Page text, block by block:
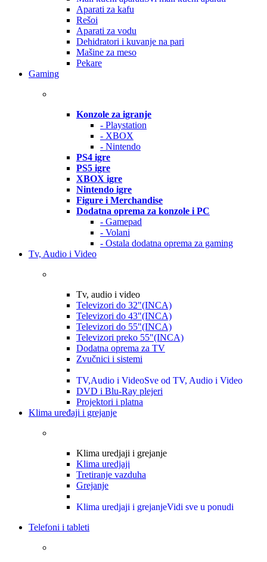
Aparati za kafu
Rešoi
Aparati za vodu
Dehidratori i kuvanje na pari
Mašine za meso
Pekare
Gaming
Konzole za igranje
- Playstation
- XBOX
- Nintendo
PS4 igre
PS5 igre
XBOX igre
Nintendo igre
Figure i Merchandise
Dodatna oprema za konzole i PC
- Gamepad
- Volani
- Ostala dodatna oprema za gaming
Tv, Audio i Video
Tv, audio i video
Televizori do 32"(INCA)
Televizori do 43"(INCA)
Televizori do 55"(INCA)
Televizori preko 55"(INCA)
Dodatna oprema za TV
Zvučnici i sistemi
TV,Audio i VideoSve od TV, Audio i Video
DVD i Blu-Ray plejeri
Projektori i platna
Klima uređaji i grejanje
Klima uredjaji i grejanje
Klima uredjaji
Tretiranje vazduha
Grejanje
Klima uredjaji i grejanjeVidi sve u ponudi
Telefoni i tableti